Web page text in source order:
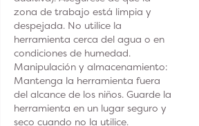
zona de trabajo está limpia y
despejada. No utilice la
herramienta cerca del agua o en
condiciones de humedad.
Manipulación y almacenamiento:
Mantenga la herramienta fuera
del alcance de los niños. Guarde la
herramienta en un lugar seguro y
seco cuando no la utilice.